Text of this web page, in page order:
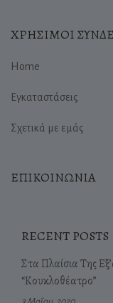
ΧΡΗΣΙΜΟΙ
Home
Εγκαταστάσεις
Σχετικά με εμάς
ΕΠΙΚΟΙΝΩΝΙΑ
RECENT POSTS
Στα Πλαίσια Της
“Κουκλοθέατρο”